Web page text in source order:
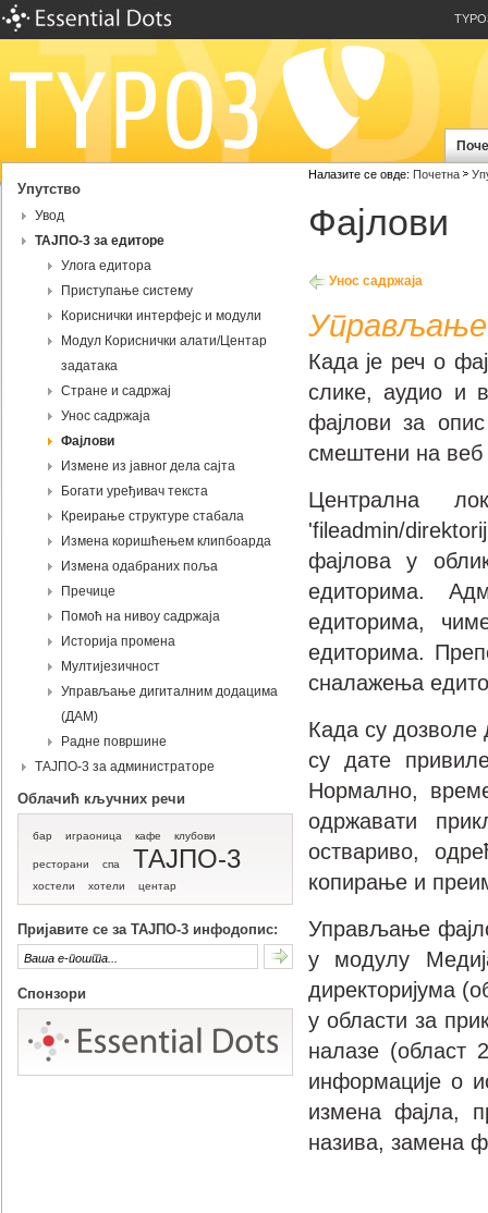
Упутство
Увод
ТАЈПО-3 за едиторе
Улога eдитора
Приступање систему
Кориснички интерфејс и модули
Модул Кориснички алати/Центар
задатака
Стране и садржај
Унос садржаја
Фајлови
Измене из јавног дела сајта
Богати уређивач текста
Креирање структуре стабала
Измена коришћењем клипбоарда
Измена одабраних поља
Пречице
Помоћ на нивоу садржаја
Историја промена
Мултијезичност
Управљање дигиталним додацима
(ДАМ)
Радне површине
ТАЈПО-3 за администраторе
Облачић кључних речи
бар играоница кафе клубови
ресторани спа ТАЈПО-3
хостели хотели центар
Пријавите се за ТАЈПО-3 инфодопис:
Спонзори
Налазите се овде: Почетна
Фајлови
Унос садржаја
Управљање
Када је реч о
слике, аудио и
фајлови за
смештени на веб
Централна
'fileadmin/
фајлова у
едиторима.
едиторима,
едиторима.
сналажења
Када су дозволе
су дате
Нормално,
одржавати
оствариво,
копирање и
Управљање
у модулу
директоријума
у области за
налазе (област
информације о
измена фајла,
назива, замена